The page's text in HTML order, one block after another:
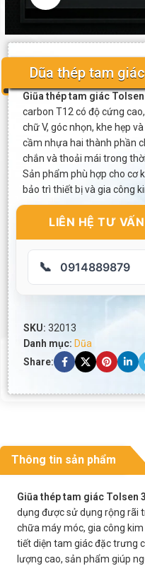
Dũa thép tam
Giũa thép tam giác
carbon T12 có độ cứng
chữ V, góc nhọn, khe hẹp
cầm nhựa hai thành phần
chắn và thoải mái trong
Sản phẩm phù hợp cho cơ
bảo trì thiết bị và gia công
LIÊN HỆ TƯ
📞 0914889879
SKU: 32013
Danh mục: Dũa
Share:
Thông tin sản phẩm
Giũa thép tam giác Tolsen
dụng được sử dụng rộng rãi
chữa máy móc, gia công
tiết diện tam giác đặc trưng
lượng cao, sản phẩm giúp